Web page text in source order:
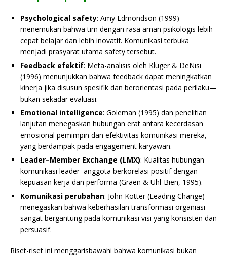
Psychological safety: Amy Edmondson (1999)
menemukan bahwa tim dengan rasa aman psikologis lebih
cepat belajar dan lebih inovatif. Komunikasi terbuka
menjadi prasyarat utama safety tersebut.
Feedback efektif: Meta-analisis oleh Kluger & DeNisi
(1996) menunjukkan bahwa feedback dapat meningkatkan
kinerja jika disusun spesifik dan berorientasi pada perilaku—
bukan sekadar evaluasi.
Emotional intelligence: Goleman (1995) dan penelitian
lanjutan menegaskan hubungan erat antara kecerdasan
emosional pemimpin dan efektivitas komunikasi mereka,
yang berdampak pada engagement karyawan.
Leader–Member Exchange (LMX): Kualitas hubungan
komunikasi leader–anggota berkorelasi positif dengan
kepuasan kerja dan performa (Graen & Uhl-Bien, 1995).
Komunikasi perubahan: John Kotter (Leading Change)
menegaskan bahwa keberhasilan transformasi organiasi
sangat bergantung pada komunikasi visi yang konsisten dan
persuasif.
Riset-riset ini menggarisbawahi bahwa komunikasi bukan